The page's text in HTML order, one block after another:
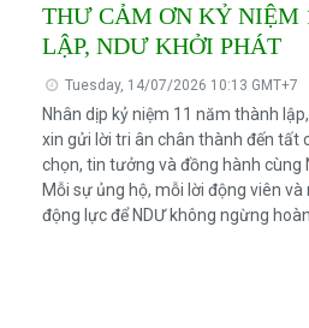
THƯ CẢM ƠN KỶ NIỆM
LẬP, NDƯ KHỞI PHÁT
Tuesday, 14/07/2026 10:13 GMT+7
Nhân dịp kỷ niệm 11 năm thành
xin gửi lời tri ân chân thành đến tất
chọn, tin tưởng và đồng hành cùng
Mỗi sự ủng hộ, mỗi lời động viên
động lực để NDƯ không ngừng